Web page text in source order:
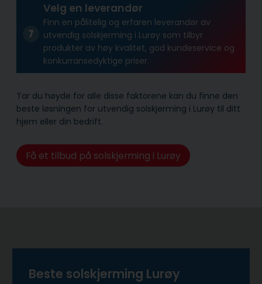
Velg en leverandør
Finn en pålitelig og erfaren leverandør av
utvendig solskjerming i Lurøy som tilbyr
produkter av høy kvalitet, god kundeservice og
konkurransedyktige priser.
Tar du høyde for alle disse faktorene kan du finne den
beste løsningen for utvendig solskjerming i Lurøy til ditt
hjem eller din bedrift.
Få et tilbud på solskjerming i Lurøy
Beste solskjerming Lurøy